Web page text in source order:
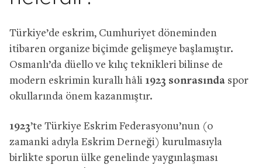
Türkiye’de eskrim, Cumhuriyet döneminden
itibaren organize biçimde gelişmeye başlamıştır.
Osmanlı’da düello ve kılıç teknikleri bilinse de
modern eskrimin kurallı hâli 1923 sonrasında spor
okullarında önem kazanmıştır.
1923’te Türkiye Eskrim Federasyonu’nun (o
zamanki adıyla Eskrim Derneği) kurulmasıyla
birlikte sporun ülke genelinde yaygınlaşması